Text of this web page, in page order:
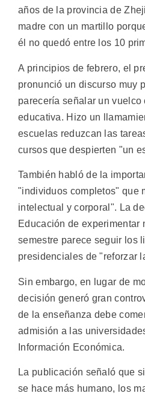
años de la provincia de
madre con un martillo
él no quedó entre los 10
A principios de febrero, el
pronunció un discurso muy
parecería señalar un vuelco
educativa. Hizo un
escuelas reduzcan las
cursos que despierten "un
También habló de la
"individuos completos" que
intelectual y corporal". La
Educación de experimentar
semestre parece seguir los
presidenciales de "reforzar
Sin embargo, en lugar de
decisión generó gran
de la enseñanza debe
admisión a las
Información Económica.
La publicación señaló que
se hace más humano, los